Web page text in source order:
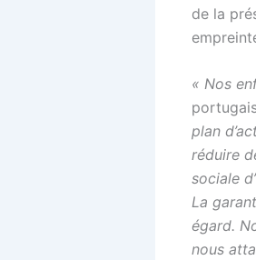
de la
« Nos
plan
réduire
sociale
La
égard.
nous